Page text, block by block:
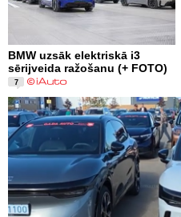
BMW uzsāk elektriskā i3
sērijveida ražošanu (+ FOTO)
7